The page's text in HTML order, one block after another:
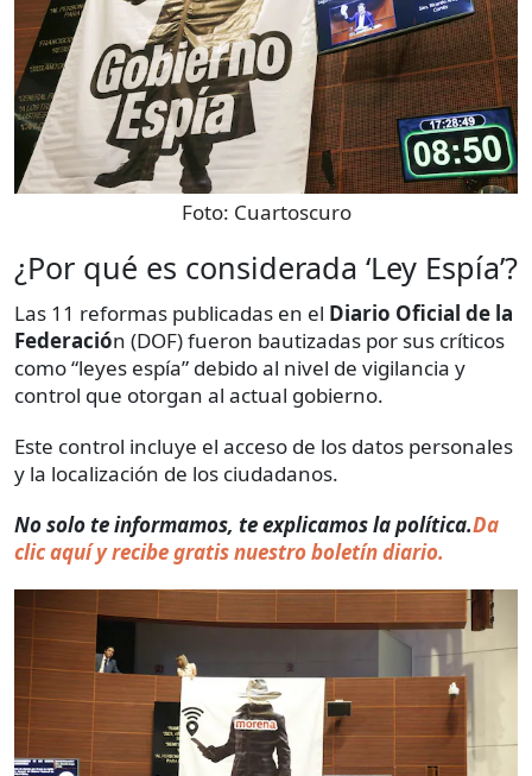
Foto: Cuartoscuro
¿Por qué es considerada ‘Ley Espía’?
Las 11 reformas publicadas en el Diario Oficial de la
Federación (DOF) fueron bautizadas por sus críticos
como “leyes espía” debido al nivel de vigilancia y
control que otorgan al actual gobierno.
Este control incluye el acceso de los datos personales
y la localización de los ciudadanos.
No solo te informamos, te explicamos la política.Da
clic aquí y recibe gratis nuestro boletín diario.